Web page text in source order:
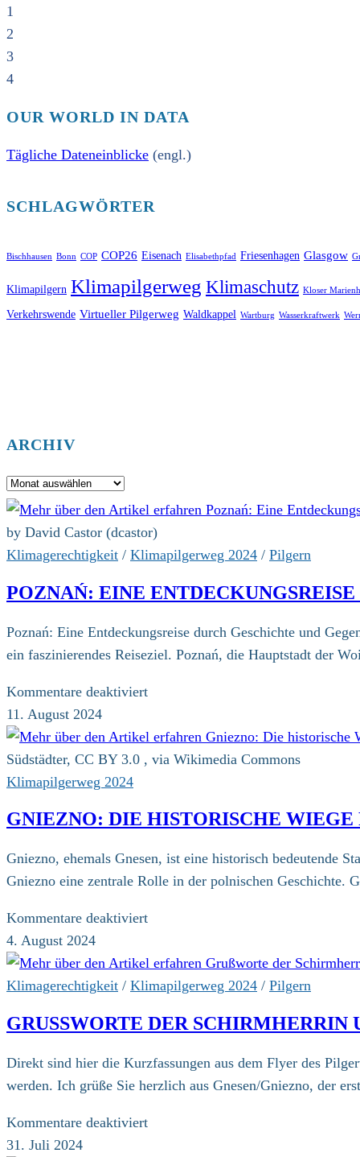
1
2
3
4
OUR WORLD IN DATA
Tägliche Dateneinblicke (engl.)
SCHLAGWÖRTER
Bischhausen Bonn COP COP26 Eisenach Elisabethpfad Friesenhagen Glasgow
Klimapilgern Klimapilgerweg Klimaschutz Kloser
Verkehrswende Virtueller Pilgerweg Waldkappel Wartburg Wasserkraftwerk
ARCHIV
Archiv
by David Castor (dcastor)
Klimagerechtigkeit / Klimapilgerweg 2024 / Pilgern
POZNAŃ: EINE
Poznań: Eine Entdeckungsreise durch Geschichte und
ein faszinierendes Reiseziel. Poznań, die Hauptstadt der
Kommentare deaktiviertfür
Eine
Entdeckungsreise
und
11. August 2024
Südstädter, CC BY 3.0 , via Wikimedia Commons
Klimapilgerweg 2024
GNIEZNO: DIE HISTORISCHE WIEGE
Gniezno, ehemals Gnesen, ist eine historisch bedeutende
Gniezno eine zentrale Rolle in der polnischen
Kommentare deaktiviertfür
Die
historische
Polens
4. August 2024
Klimagerechtigkeit / Klimapilgerweg 2024 / Pilgern
GRUSSWORTE DER
Direkt sind hier die Kurzfassungen aus dem Flyer des
werden. Ich grüße Sie herzlich aus Gnesen/Gniezno, der
Kommentare deaktiviertfür
31. Juli 2024